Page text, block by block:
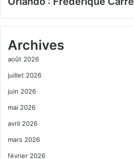
Archives
août 2026
juillet 2026
juin 2026
mai 2026
avril 2026
mars 2026
février 2026